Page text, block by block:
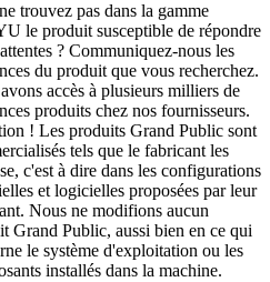
trouvez pas dans la gamme
le produit susceptible de répondre
? Communiquez-nous les
du produit que vous recherchez.
accès à plusieurs milliers de
produits chez nos fournisseurs.
! Les produits Grand Public sont
tels que le fabricant les
c'est à dire dans les configurations
et logicielles proposées par leur
Nous ne modifions aucun
Grand Public, aussi bien en ce qui
le système d'exploitation ou les
installés dans la machine.